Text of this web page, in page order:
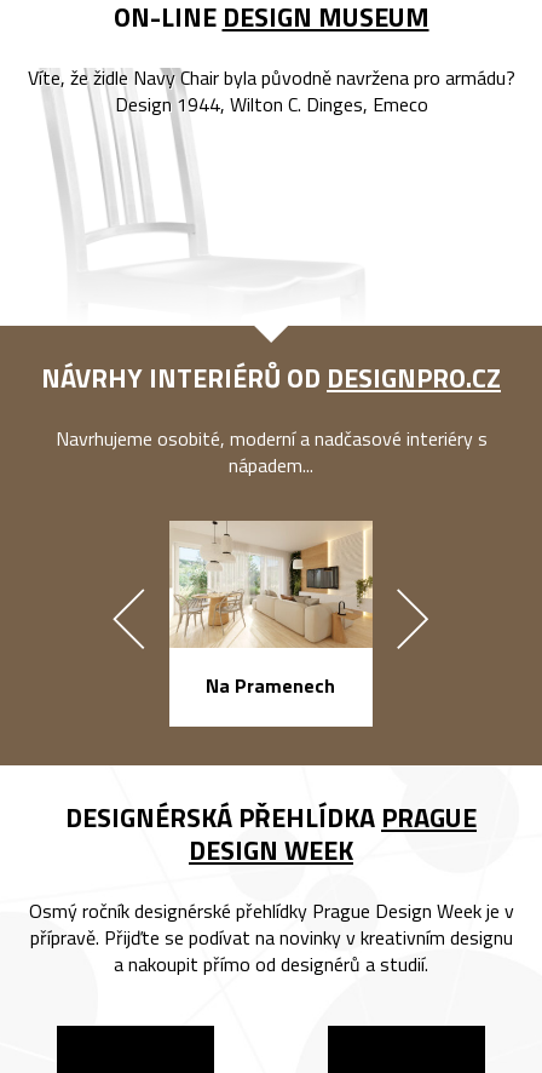
ON-LINE DESIGN MUSEUM
Víte, že židle Navy Chair byla původně navržena pro armádu?
Design 1944, Wilton C. Dinges, Emeco
NÁVRHY INTERIÉRŮ OD DESIGNPRO.CZ
Navrhujeme osobité, moderní a nadčasové interiéry s
nápadem...
Na Pramenech
DESIGNÉRSKÁ PŘEHLÍDKA PRAGUE
DESIGN WEEK
Osmý ročník designérské přehlídky Prague Design Week je v
přípravě. Přijďte se podívat na novinky v kreativním designu
a nakoupit přímo od designérů a studií.